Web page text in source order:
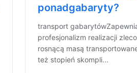
ponadgabaryty?
transport
profesjonalizm realizacji
rosnącą masą
też stopień skompli...